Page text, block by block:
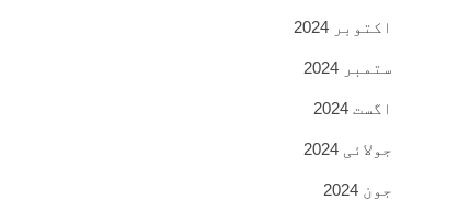
اکتوبر 2024
ستمبر 2024
اگست 2024
جولائی 2024
جون 2024